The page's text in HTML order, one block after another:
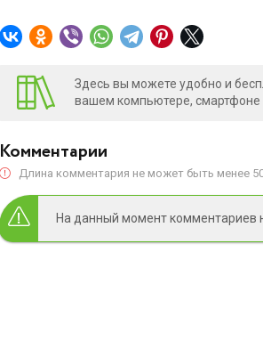
Здесь вы можете удобно и
вашем компьютере, смартфоне
Комментарии
Длина комментария не может быть менее
На данный момент комментариев